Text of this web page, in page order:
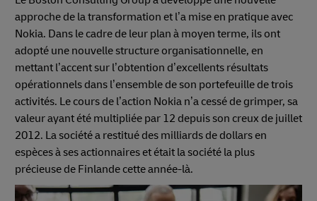
approche de la transformation et l’a mise en pratique avec
Nokia. Dans le cadre de leur plan à moyen terme, ils ont
adopté une nouvelle structure organisationnelle, en
mettant l’accent sur l’obtention d’excellents résultats
opérationnels dans l’ensemble de son portefeuille de trois
activités. Le cours de l’action Nokia n’a cessé de grimper, sa
valeur ayant été multipliée par 12 depuis son creux de juillet
2012. La société a restitué des milliards de dollars en
espèces à ses actionnaires et était la société la plus
précieuse de Finlande cette année-là.